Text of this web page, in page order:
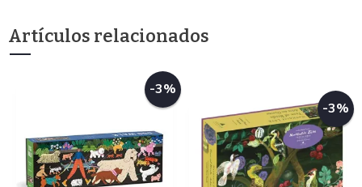
Artículos relacionados
-3%
-3%